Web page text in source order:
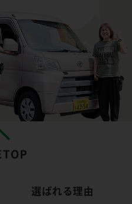
選ばれる理由